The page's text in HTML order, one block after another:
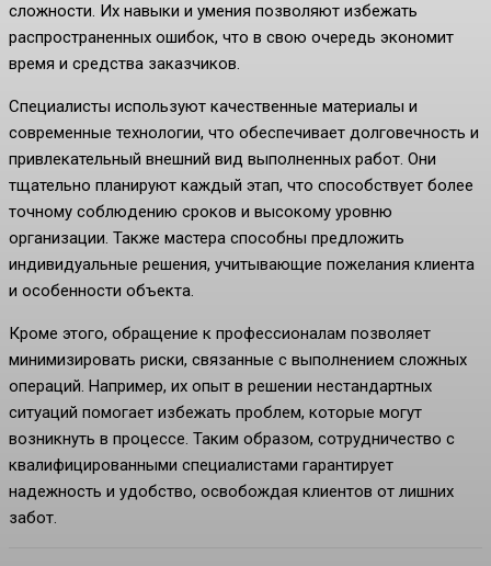
сложности. Их навыки и умения позволяют избежать
распространенных ошибок, что в свою очередь экономит
время и средства заказчиков.
Специалисты используют качественные материалы и
современные технологии, что обеспечивает долговечность и
привлекательный внешний вид выполненных работ. Они
тщательно планируют каждый этап, что способствует более
точному соблюдению сроков и высокому уровню
организации. Также мастера способны предложить
индивидуальные решения, учитывающие пожелания клиента
и особенности объекта.
Кроме этого, обращение к профессионалам позволяет
минимизировать риски, связанные с выполнением сложных
операций. Например, их опыт в решении нестандартных
ситуаций помогает избежать проблем, которые могут
возникнуть в процессе. Таким образом, сотрудничество с
квалифицированными специалистами гарантирует
надежность и удобство, освобождая клиентов от лишних
забот.